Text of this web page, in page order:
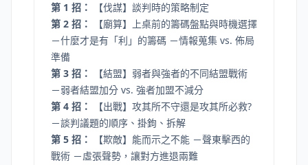
第 1 招：
【伐謀】談判時的策略制定
第 2 招：
【廟算】上桌前的籌碼盤點與時機選擇
－什麼才是有「利」的籌碼 －情報蒐集 vs. 佈局
準備
第 3 招：
【結盟】弱者與強者的不同結盟戰術
－弱者結盟加分 vs. 強者加盟不減分
第 4 招：
【出戰】攻其所不守還是攻其所必救?
－談判議題的順序、掛鉤、拆解
第 5 招：
【欺敵】能而示之不能 －聲東擊西的
戰術 －虛張聲勢，讓對方進退兩難